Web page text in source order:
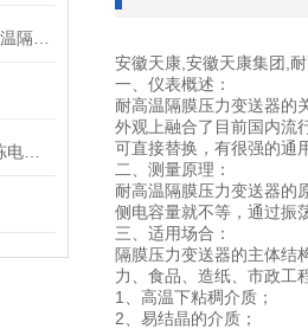
安徽天康, 安徽天康集团,
一、仪表概述：
耐高温隔膜压力变送器的
外观上融合了目前国内流
可直接替换，有很强的通
二、测量原理：
耐高温隔膜压力变送器的
侧电容量就不等，通过振
三、适用场合：
隔膜压力变送器的主体结
力、食品、造纸、市政工
1、高温下粘稠介质；
2、易结晶的介质；